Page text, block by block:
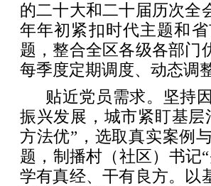
的二十大和二十届历次全
年年初紧扣时代主题和
题，整合全区各级各部门
每季度定期调度、动态调
贴近党员需求。坚持
振兴发展，城市紧盯基
方法优”，选取真实案例
题，制播村（社区）书记
学有真经、干有良方。以